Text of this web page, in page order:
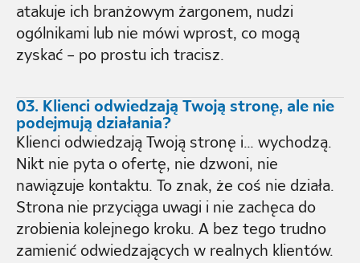
atakuje ich branżowym żargonem, nudzi
ogólnikami lub nie mówi wprost, co mogą
zyskać – po prostu ich tracisz.
03. Klienci odwiedzają Twoją stronę, ale nie
podejmują działania?
Klienci odwiedzają Twoją stronę i… wychodzą.
Nikt nie pyta o ofertę, nie dzwoni, nie
nawiązuje kontaktu. To znak, że coś nie działa.
Strona nie przyciąga uwagi i nie zachęca do
zrobienia kolejnego kroku. A bez tego trudno
zamienić odwiedzających w realnych klientów.